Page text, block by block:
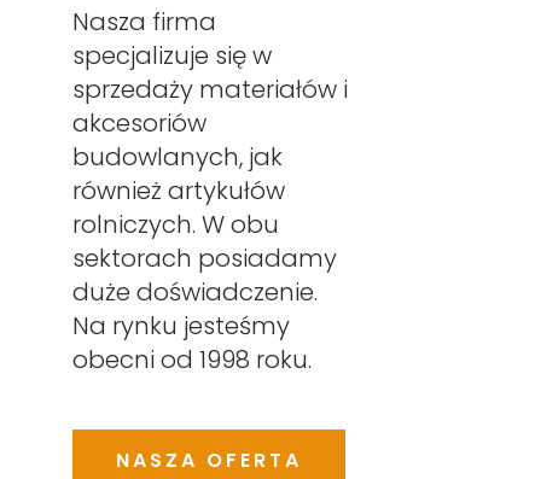
Nasza firma
specjalizuje się w
sprzedaży materiałów i
akcesoriów
budowlanych, jak
również artykułów
rolniczych. W obu
sektorach posiadamy
duże doświadczenie.
Na rynku jesteśmy
obecni od 1998 roku.
NASZA OFERTA